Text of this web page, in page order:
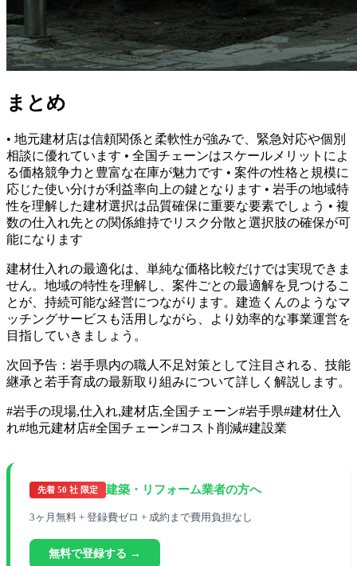
まとめ
• 地元建材店は信頼関係と柔軟性が強みで、緊急対応や個別
相談に優れています • 全国チェーンはスケールメリットによ
る価格競争力と豊富な在庫が魅力です • 案件の性格と規模に
応じた使い分けが利益率向上の鍵となります • 岩手の地域特
性を理解した建材選択は品質確保に重要な要素でしょう • 複
数の仕入れ先との関係維持でリスク分散と選択肢の確保が可
能になります
建材仕入れの最適化は、単純な価格比較だけでは実現できま
せん。地域の特性を理解し、案件ごとの最適解を見つけるこ
とが、持続可能な経営につながります。建造くんのようなマ
ッチングサービスも活用しながら、より効率的な事業運営を
目指していきましょう。
次回予告：岩手県内の職人不足対策として注目される、技能
継承と若手育成の最新取り組みについて詳しく解説します。
#岩手の現場,仕入れ,建材店,全国チェーン#岩手県#建材仕入
れ#地元建材店#全国チェーン#コスト削減#建設業
先着 50 社 限定 建築・リフォーム業者の方へ
3ヶ月無料 + 登録費ゼロ + 成約まで費用負担なし
無料で登録する →